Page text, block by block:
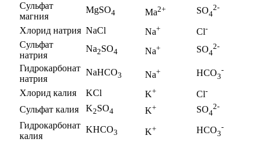
Сульфат
магния
MgSO4 Ma2+ SO4
2-
Хлорид натрия NaCl Na+ Cl-
Сульфат
натрия
Na2SO4 Na+ SO4
2-
Гидрокарбонат
натрия
NaHCO3 Na+ HCO3
-
Хлорид калия KCl K+ Cl-
Сульфат калия K2SO4 K+ SO4
2-
Гидрокарбонат
калия
KHCO3 K+ HCO3
-